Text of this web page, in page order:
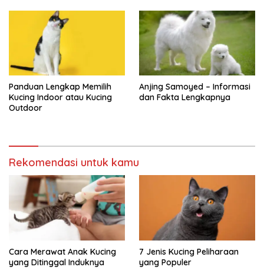
Panduan Lengkap Memilih
Kucing Indoor atau Kucing
Outdoor
Anjing Samoyed – Informasi
dan Fakta Lengkapnya
Rekomendasi untuk kamu
Cara Merawat Anak Kucing
yang Ditinggal Induknya
7 Jenis Kucing Peliharaan
yang Populer